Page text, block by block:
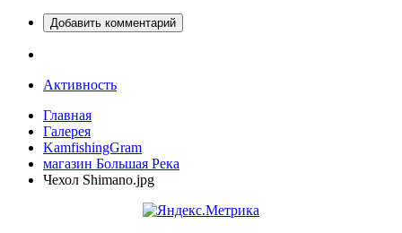
Добавить комментарий
Активность
Главная
Галерея
KamfishingGram
магазин Большая Река
Чехол Shimano.jpg